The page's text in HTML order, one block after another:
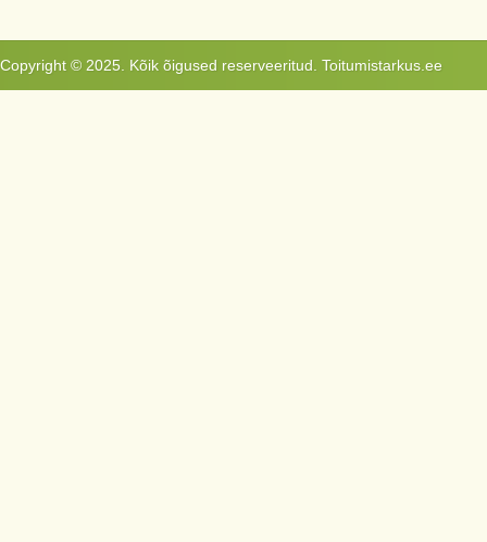
Copyright © 2025. Kõik õigused reserveeritud. Toitumistarkus.ee